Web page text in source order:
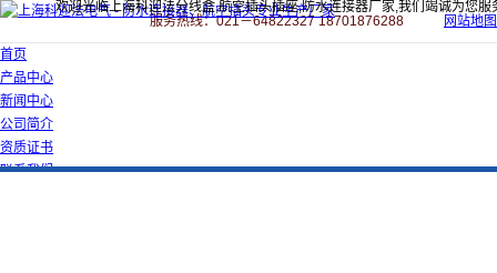
欢迎光临上海科迎法分线盒,航空插头插座,防水连接器厂家,我们竭诚为您服
服务热线：021－64822327 18701876288
网站地图
首页
产品中心
新闻中心
公司简介
资质证书
联系我们